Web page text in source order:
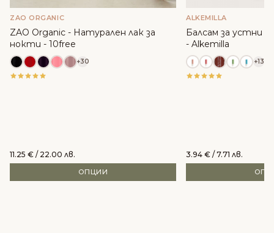
ZAO ORGANIC
ZAO Organic - Натурален лак за
нокти - 10free
+30
11.25 € / 22.00 лв.
ОПЦИИ
ALKEMILLA
Балсам за устни с
- Alkemilla
+13
3.94 € / 7.71 лв.